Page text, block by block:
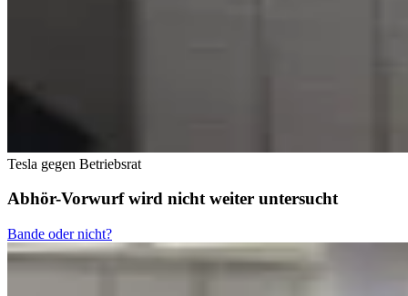
Tesla gegen Betriebsrat
Abhör-Vorwurf wird nicht weiter untersucht
Bande oder nicht?